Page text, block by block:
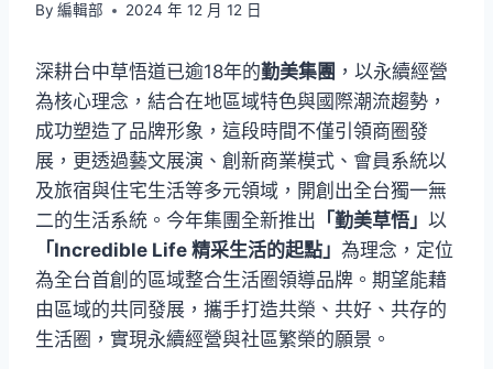
By 編輯部 2024 年 12 月 12 日
深耕台中草悟道已逾18年的勤美集團 ，以永續經營
為核心理念，結合在地區域特色與國際潮流趨勢，
成功塑造了品牌形象，這段時間不僅引領商圈發
展，更透過藝文展演、創新商業模式、會員系統以
及旅宿與住宅生活等多元領域，開創出全台獨一無
二的生活系統。今年集團全新推出 「勤美草悟」 以
「Incredible Life 精采生活的起點」 為理念，定位
為全台首創的區域整合生活圈領導品牌。期望能藉
由區域的共同發展，攜手打造共榮、共好、共存的
生活圈，實現永續經營與社區繁榮的願景。